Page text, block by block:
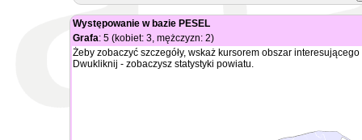
Występowanie w bazie PESEL
Grafa: 5 (kobiet: 3, mężczyzn: 2)
Żeby zobaczyć szczegóły, wskaż kursorem obszar
Dwukliknij - zobaczysz statystyki powiatu.